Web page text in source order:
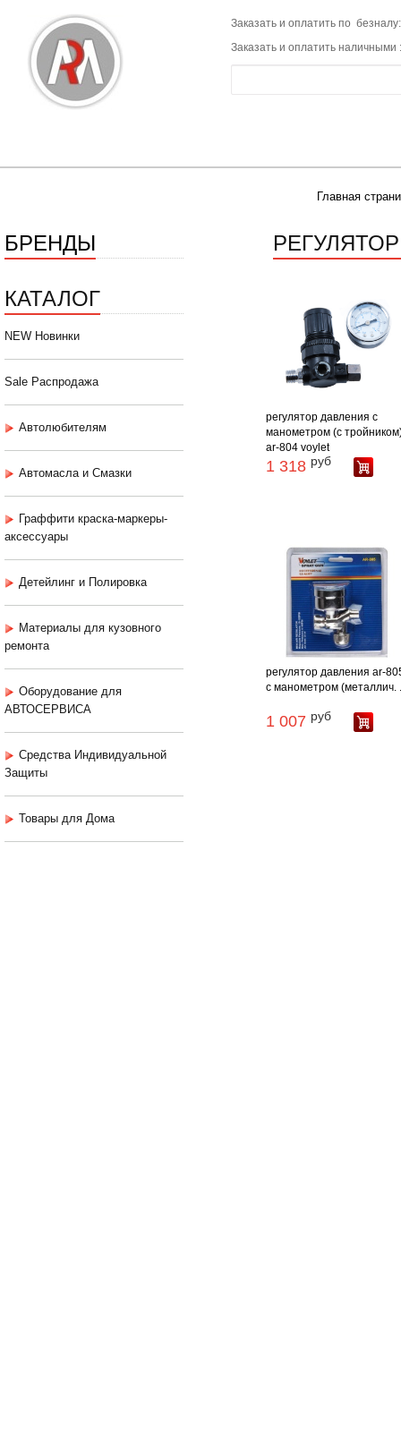
Заказать и оплатить по
Заказать и оплатить наличными
Главная
БРЕНДЫ
КАТАЛОГ
NEW Новинки
Sale Распродажа
Автолюбителям
Автомасла и Смазки
Граффити краска-маркеры-
аксессуары
Детейлинг и Полировка
Материалы для кузовного
ремонта
Оборудование для
АВТОСЕРВИСА
Средства Индивидуальной
Защиты
Товары для Дома
регулятор давления с
манометром (с
ar-804 voylet
1 318 руб
регулятор давления ar-
с манометром (металлич.
1 007 руб